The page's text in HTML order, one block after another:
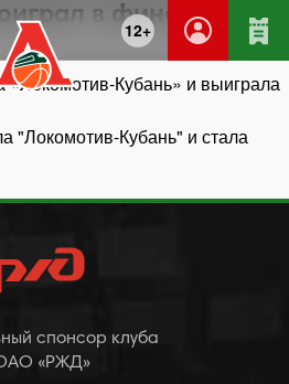
12+
в финале
Кубань» и выиграла
Кубань" и стала
спонсор клуба
«РЖД»